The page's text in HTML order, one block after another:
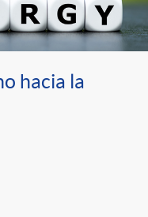
hacia la